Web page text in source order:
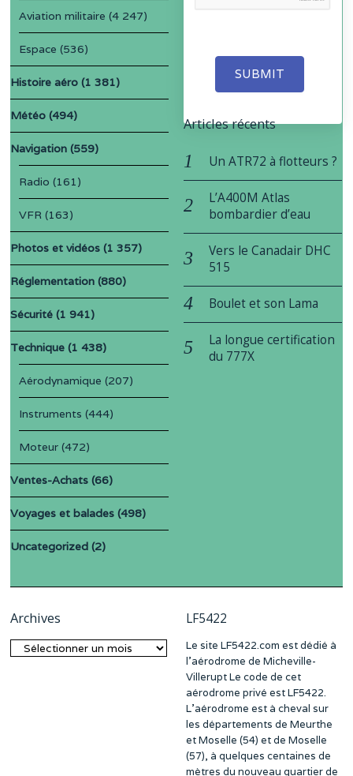
SUBMIT
Aviation militaire (4 247)
Espace (536)
Histoire aéro (1 381)
Météo (494)
Navigation (559)
Radio (161)
VFR (163)
Photos et vidéos (1 357)
Réglementation (880)
Sécurité (1 941)
Technique (1 438)
Aérodynamique (207)
Instruments (444)
Moteur (472)
Ventes-Achats (66)
Voyages et balades (498)
Uncategorized (2)
Articles récents
Un ATR72 à flotteurs ?
L’A400M Atlas
bombardier d’eau
Vers le Canadair DHC
515
Boulet et son Lama
La longue certification
du 777X
Archives
Archives
LF5422
Le site LF5422.com est dédié à
l’aérodrome de Micheville-
Villerupt Le code de cet
aérodrome privé est LF5422.
L’aérodrome est à cheval sur
les départements de Meurthe
et Moselle (54) et de Moselle
(57), à quelques centaines de
mètres du nouveau quartier de